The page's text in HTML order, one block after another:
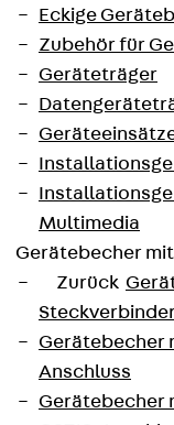
Eckige
Zubehör für
Geräteträger
Multimedia
Gerätebecher
Zurück
Gerätebecher
Anschluss
Gerätebecher